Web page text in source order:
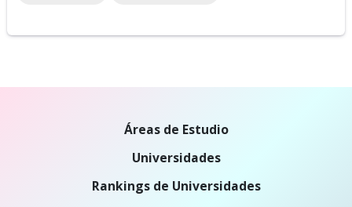
Áreas de Estudio
Universidades
Rankings de Universidades